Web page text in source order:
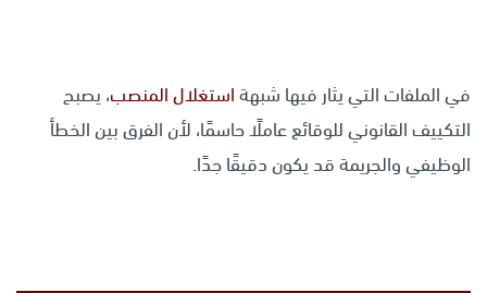
في الملفات التي يثار فيها شبهةاستغلال المنصب، يصبح
التكييف القانوني للوقائع عاملًا حاسمًا، لأن الفرق بين الخطأ
الوظيفي والجريمة قد يكون دقيقًا جدًا.